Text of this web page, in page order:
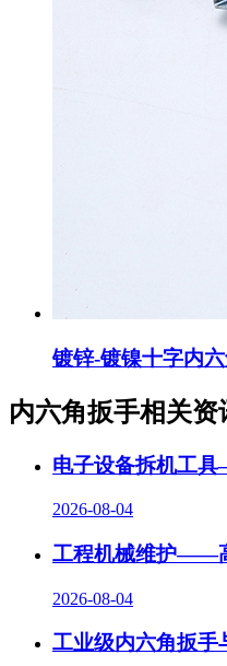
镀锌-镀镍十字内
内六角扳手相关资
电子设备拆机工
2026-08-04
工程机械维护——
2026-08-04
工业级内六角扳手